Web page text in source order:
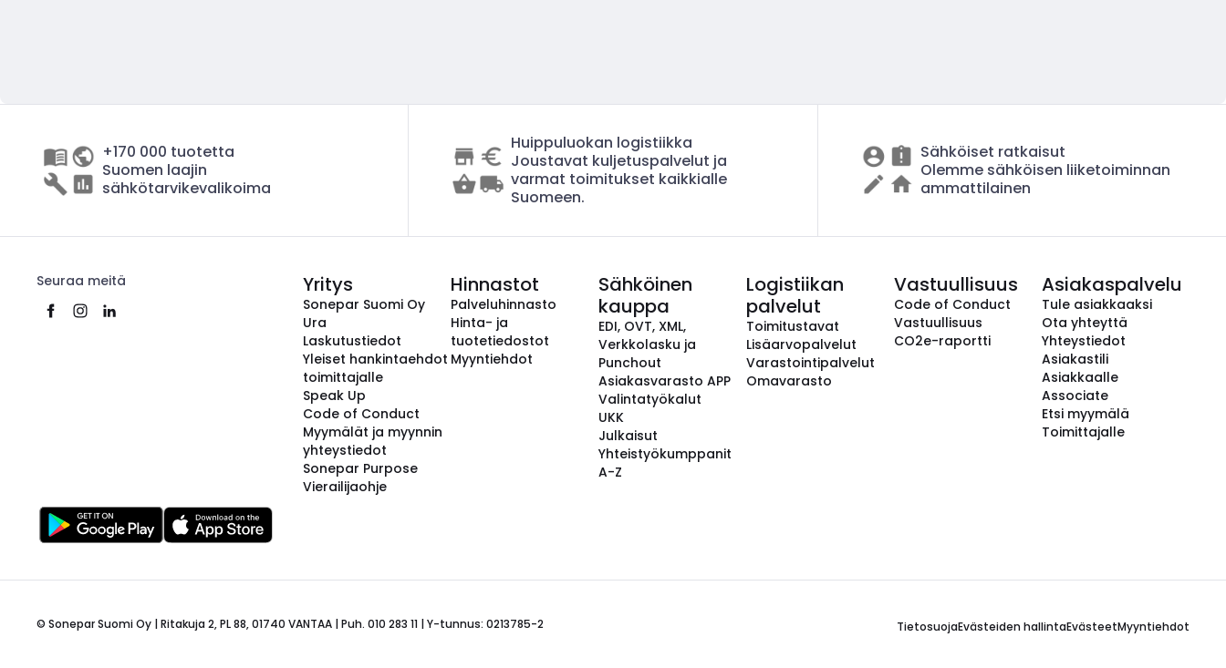
+170 000 tuotetta
Suomen laajin
sähkötarvikevalikoima
Huippuluokan logistiikka
Joustavat kuljetuspalvelut ja
varmat toimitukset kaikkialle
Suomeen.
Sähköiset ratkaisut
Olemme sähköisen liiketoiminnan
ammattilainen
Seuraa meitä Yritys
Sonepar Suomi Oy
Ura
Laskutustiedot
Yleiset hankintaehdot
toimittajalle
Speak Up
Code of Conduct
Myymälät ja myynnin
yhteystiedot
Sonepar Purpose
Vierailijaohje
Hinnastot
Palveluhinnasto
Hinta- ja
tuotetiedostot
Myyntiehdot
Sähköinen
kauppa
EDI, OVT, XML,
Verkkolasku ja
Punchout
Asiakasvarasto APP
Valintatyökalut
UKK
Julkaisut
Yhteistyökumppanit
A-Z
Logistiikan
palvelut
Toimitustavat
Lisäarvopalvelut
Varastointipalvelut
Omavarasto
Vastuullisuus
Code of Conduct
Vastuullisuus
CO2e-raportti
Asiakaspalvelu
Tule asiakkaaksi
Ota yhteyttä
Yhteystiedot
Asiakastili
Asiakkaalle
Associate
Etsi myymälä
Toimittajalle
© Sonepar Suomi Oy | Ritakuja 2, PL 88, 01740 VANTAA | Puh. 010 283 11 | Y-tunnus: 0213785-2 TietosuojaEvästeiden hallintaEvästeetMyyntiehdot